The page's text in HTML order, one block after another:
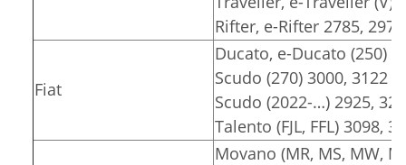
Rifter, e-Rifter 2785, 2975
Fiat
Ducato, e-Ducato (250)
Scudo (270) 3000, 3122
Scudo (2022-…) 2925,
Talento (FJL, FFL) 3098,
Movano (MR, MS, MW,